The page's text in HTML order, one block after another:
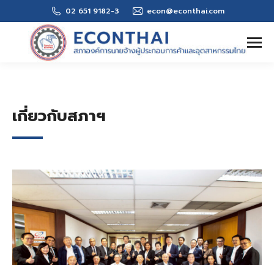
02 651 9182-3 econ@econthai.com
Search:
เกี่ยวกับสภาฯ